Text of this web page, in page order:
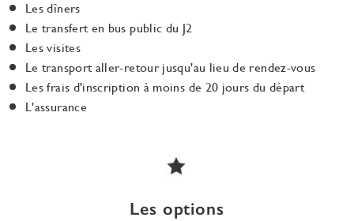
Les dîners
Le transfert en bus public du J2
Les visites
Le transport aller-retour jusqu'au lieu de rendez-vous
Les frais d'inscription à moins de 20 jours du départ
L'assurance
Les options